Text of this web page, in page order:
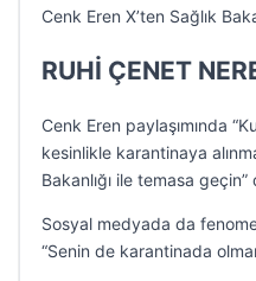
Cenk Eren X’ten Sağlık
RUHİ ÇENET
Cenk Eren paylaşımında
kesinlikle karantinaya
Bakanlığı ile temasa geçin”
Sosyal medyada da
“Senin de karantinada